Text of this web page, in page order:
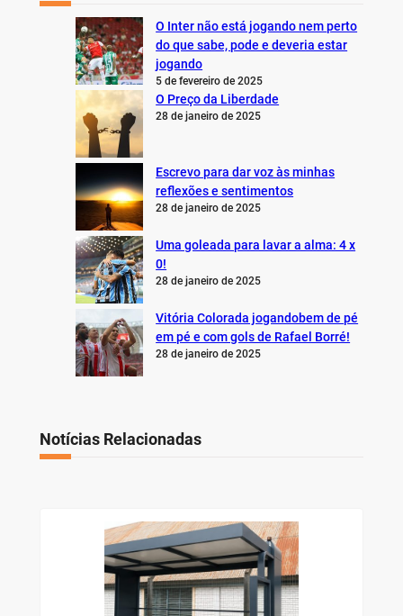
O Inter não está jogando nem perto
do que sabe, pode e deveria estar
jogando
5 de fevereiro de 2025
O Preço da Liberdade
28 de janeiro de 2025
Escrevo para dar voz às minhas
reflexões e sentimentos
28 de janeiro de 2025
Uma goleada para lavar a alma: 4 x
0!
28 de janeiro de 2025
Vitória Colorada jogandobem de pé
em pé e com gols de Rafael Borré!
28 de janeiro de 2025
Notícias Relacionadas